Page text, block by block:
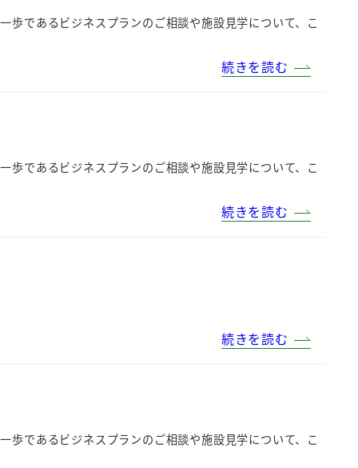
歩であるビジネスプランのご相談や施設見学について、こ
続きを読む
歩であるビジネスプランのご相談や施設見学について、こ
続きを読む
続きを読む
歩であるビジネスプランのご相談や施設見学について、こ